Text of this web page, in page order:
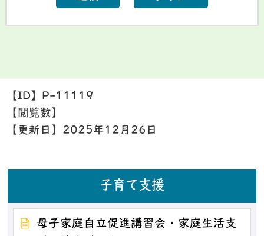
【ID】 P-11119
【閲覧数】
【更新日】 2025年12月26日
子育て支援
母子家庭自立促進講習会・家庭生活支